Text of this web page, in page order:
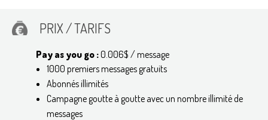
PRIX / TARIFS
Pay as you go :0.006$ / message
1000 premiers messages gratuits
Abonnés illimités
Campagne goutte à goutte avec un nombre illimité de
messages